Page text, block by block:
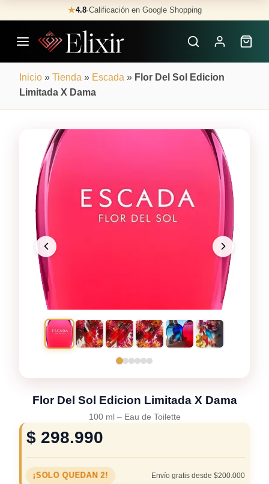
to
content
★4.8·Calificación en Google Shopping
Inicio » Tienda » Escada » Flor Del Sol Edicion
Limitada X Dama
Flor Del Sol Edicion Limitada X Dama
100 ml – Eau de Toilette
$ 298.990
¡SOLO QUEDAN 2! Envío gratis desde $200.000